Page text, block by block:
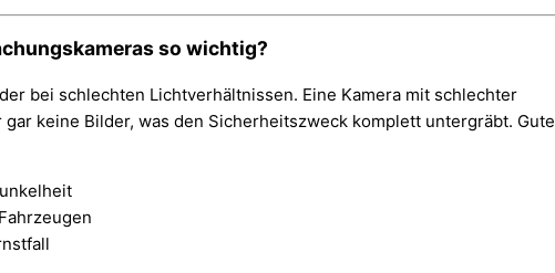
so wichtig?
bei schlechten Lichtverhältnissen. Eine Kamera mit schlechter
keine Bilder, was den Sicherheitszweck komplett untergräbt. Gute